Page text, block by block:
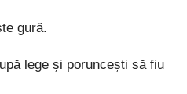
gură.
lege și poruncești să fiu